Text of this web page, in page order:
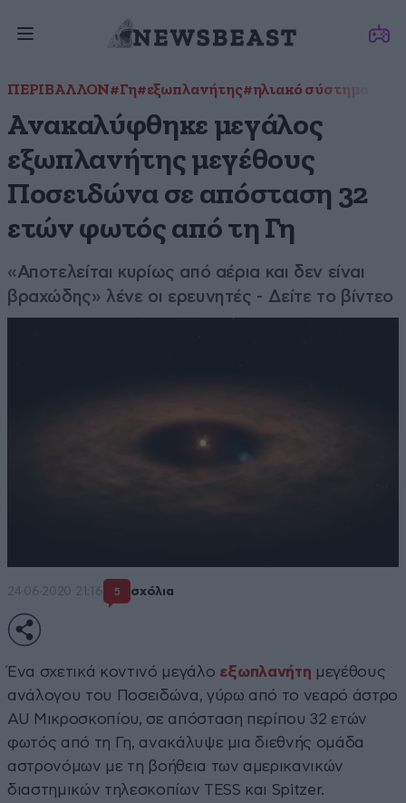
ΠΕΡΙΒΑΛΛΟΝ#Γη#εξωπλανήτης#ηλιακό σύστημα
Ανακαλύφθηκε μεγάλος
εξωπλανήτης μεγέθους
Ποσειδώνα σε απόσταση 32
ετών φωτός από τη Γη
«Αποτελείται κυρίως από αέρια και δεν είναι
βραχώδης» λένε οι ερευνητές - Δείτε το βίντεο
24·06·2020 21:16 5 σχόλια
Ένα σχετικά κοντινό μεγάλο εξωπλανήτη μεγέθους
ανάλογου του Ποσειδώνα, γύρω από το νεαρό άστρο
AU Μικροσκοπίου, σε απόσταση περίπου 32 ετών
φωτός από τη Γη, ανακάλυψε μια διεθνής ομάδα
αστρονόμων με τη βοήθεια των αμερικανικών
διαστημικών τηλεσκοπίων TESS και Spitzer.